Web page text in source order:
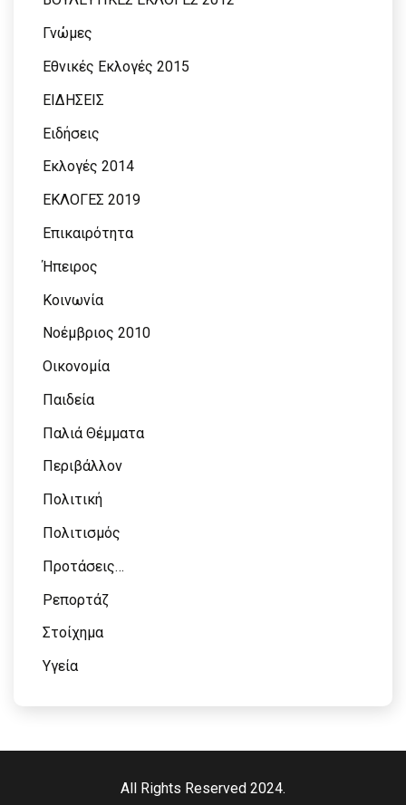
Γνώμες
Εθνικές Εκλογές 2015
ΕΙΔΗΣΕΙΣ
Ειδήσεις
Εκλογές 2014
ΕΚΛΟΓΕΣ 2019
Επικαιρότητα
Ήπειρος
Κοινωνία
Νοέμβριος 2010
Οικονομία
Παιδεία
Παλιά Θέμματα
Περιβάλλον
Πολιτική
Πολιτισμός
Προτάσεις…
Ρεπορτάζ
Στοίχημα
Υγεία
All Rights Reserved 2024.